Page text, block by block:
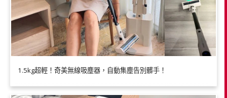
1.5kg超輕！奇美無線吸塵器，自動集塵告別髒手！